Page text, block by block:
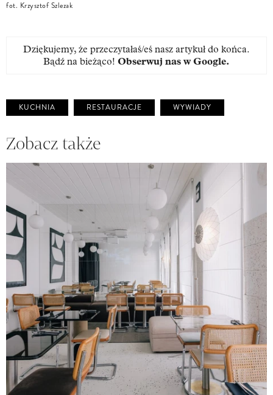
fot. Krzysztof Szlezak
Dziękujemy, że przeczytałaś/eś nasz artykuł do końca.
Bądź na bieżąco! Obserwuj nas w Google.
KUCHNIA RESTAURACJE WYWIADY
Zobacz także